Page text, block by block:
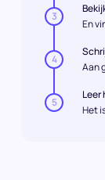
3
En
4
Aan
5
Leer
Het